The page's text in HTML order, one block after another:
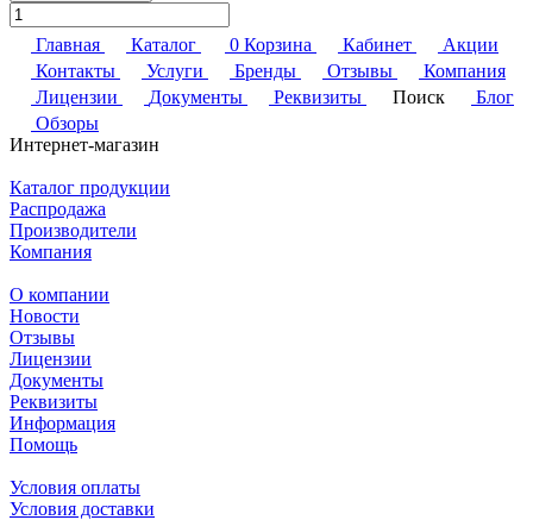
Главная Каталог 0 Корзина Кабинет
Акции
Контакты
Услуги Бренды Отзывы
Компания
Лицензии
Документы Реквизиты Поиск
Блог
Обзоры
Интернет-магазин
Каталог продукции
Распродажа
Производители
Компания
О компании
Новости
Отзывы
Лицензии
Документы
Реквизиты
Информация
Помощь
Условия оплаты
Условия доставки